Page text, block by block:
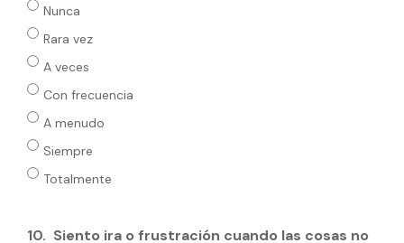
Nunca
Rara vez
A veces
Con frecuencia
A menudo
Siempre
Totalmente
10. Siento ira o frustración cuando las cosas no